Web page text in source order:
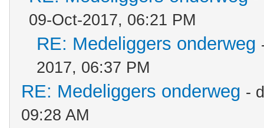
09-Oct-2017, 06:21 PM
RE: Medeliggers onderweg
2017, 06:37 PM
RE: Medeliggers onderweg -
09:28 AM